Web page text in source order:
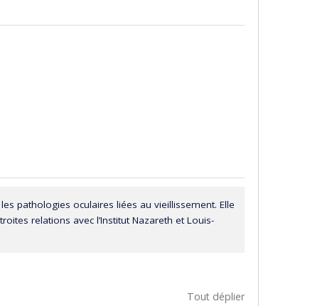
pathologies oculaires liées au vieillissement. Elle
relations avec l’Institut Nazareth et Louis-
Tout déplier